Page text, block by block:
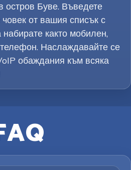
остров Буве. Въведете
от вашия списък с
както мобилен,
Наслаждавайте се
обаждания към всяка